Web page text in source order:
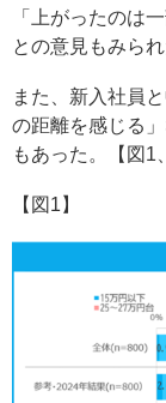
「上がったのは
との意見もみられ
また、新入社員
の距離を感じる
もあった。【図1
【図1】